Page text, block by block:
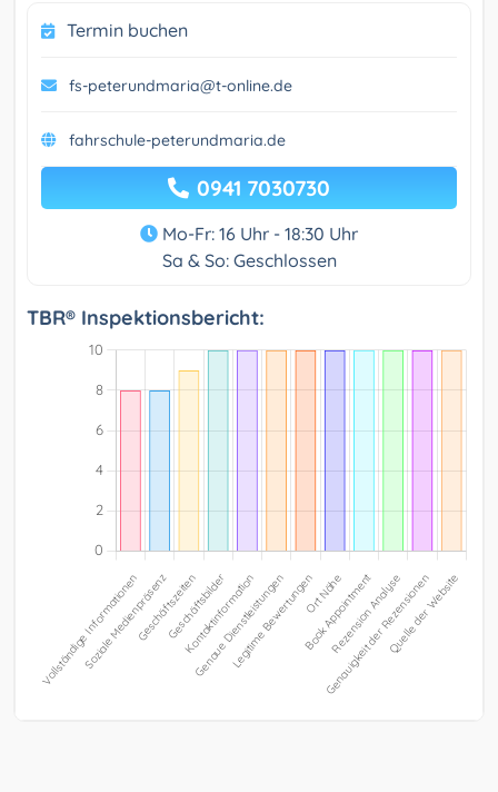
Termin buchen
fs-peterundmaria@t-online.de
fahrschule-peterundmaria.de
0941 7030730
Mo-Fr: 16 Uhr - 18:30 Uhr
Sa & So: Geschlossen
TBR® Inspektionsbericht: